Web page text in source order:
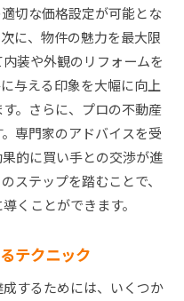
切な価格設定が可能とな
に、物件の魅力を最大限
装や外観のリフォームを
与える印象を大幅に向上
。さらに、プロの不動産
専門家のアドバイスを受
的に買い手との交渉が進
ステップを踏むことで、
くことができます。
テクニック
するためには、いくつか